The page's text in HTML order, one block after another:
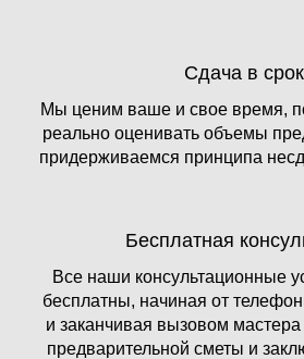
Сдача в срок
Мы ценим ваше и свое время,
реально оценивать объемы
придерживаемся принципа
Бесплатная
Все наши консультационные
бесплатны, начиная от
и заканчивая вызовом
предварительной сметы и